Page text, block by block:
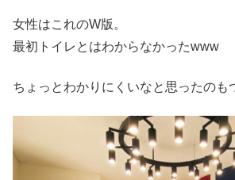
女性はこれのW版。
最初トイレとはわからなかったwww
ちょっとわかりにくいなと思ったの